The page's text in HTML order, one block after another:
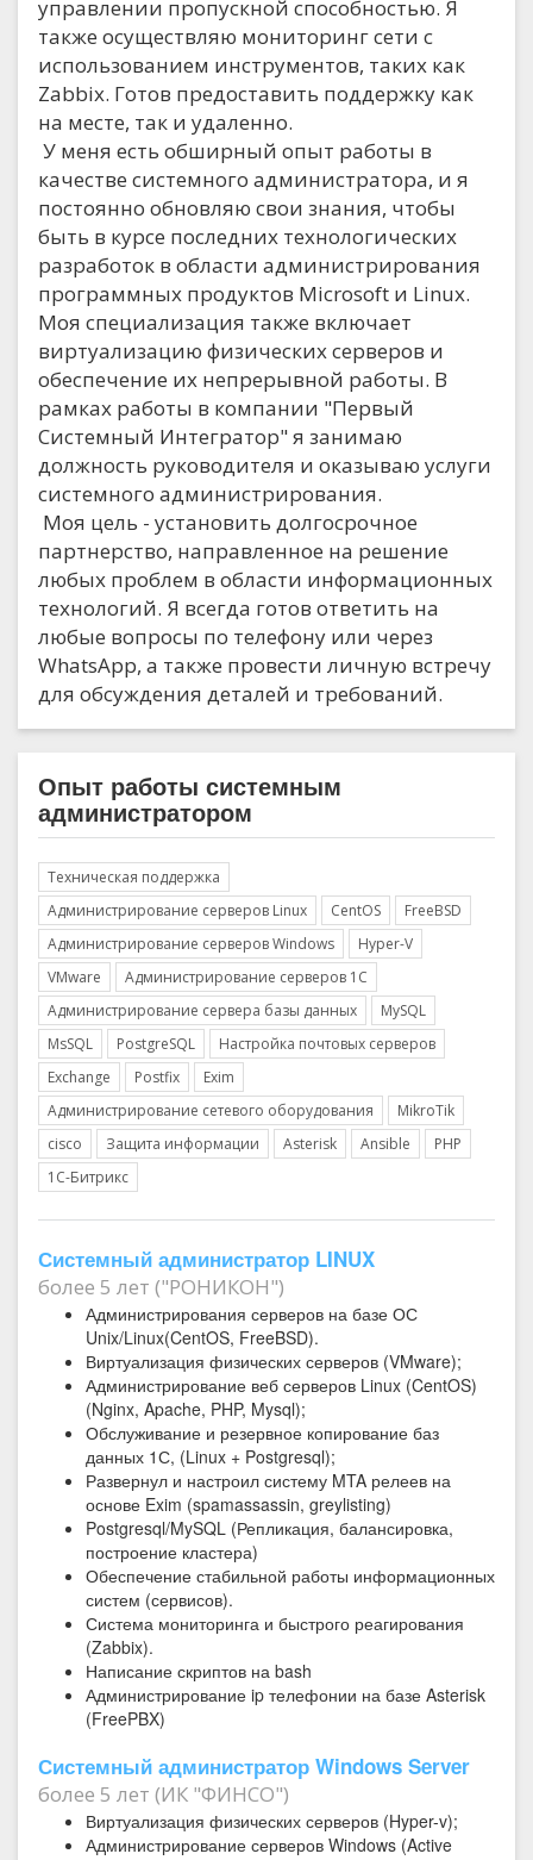
управлении пропускной способностью. Я
также осуществляю мониторинг сети с
использованием инструментов, таких как
Zabbix. Готов предоставить поддержку как
на месте, так и удаленно.
У меня есть обширный опыт работы в
качестве системного администратора, и я
постоянно обновляю свои знания, чтобы
быть в курсе последних технологических
разработок в области администрирования
программных продуктов Microsoft и Linux.
Моя специализация также включает
виртуализацию физических серверов и
обеспечение их непрерывной работы. В
рамках работы в компании "Первый
Системный Интегратор" я занимаю
должность руководителя и оказываю услуги
системного администрирования.
Моя цель - установить долгосрочное
партнерство, направленное на решение
любых проблем в области информационных
технологий. Я всегда готов ответить на
любые вопросы по телефону или через
WhatsApp, а также провести личную встречу
для обсуждения деталей и требований.
Опыт работы системным
администратором
Техническая поддержка
Администрирование серверов Linux
CentOS
FreeBSD
Администрирование серверов Windows
Hyper-V
VMware
Администрирование серверов 1С
Администрирование сервера базы данных
MySQL
MsSQL
PostgreSQL
Настройка почтовых серверов
Exchange
Postfix
Exim
Администрирование сетевого оборудования
MikroTik
cisco
Защита информации Asterisk Ansible
PHP
1С-Битрикс
Системный администратор LINUX
более 5 лет ("РОНИКОН")
Администрирования серверов на базе ОС
Unix/Linux(CentOS, FreeBSD).
Виртуализация физических серверов (VMware);
Администрирование веб серверов Linux (CentOS)
(Nginx, Apache, PHP, Mysql);
Обслуживание и резервное копирование баз
данных 1С, (Linux + Postgresql);
Развернул и настроил систему MTA релеев на
основе Exim (spamassassin, greylisting)
Postgresql/MySQL (Репликация, балансировка,
построение кластера)
Обеспечение стабильной работы информационных
систем (сервисов).
Система мониторинга и быстрого реагирования
(Zabbix).
Написание скриптов на bash
Администрирование ip телефонии на базе Asterisk
(FreePBX)
Системный администратор Windows Server
более 5 лет (ИК "ФИНСО")
Виртуализация физических серверов (Hyper-v);
Администрирование серверов Windows (Active